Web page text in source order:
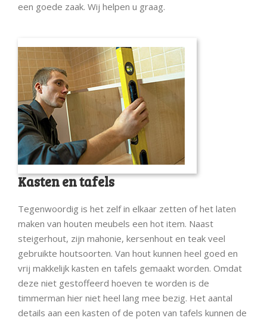
een goede zaak. Wij helpen u graag.
Kasten en tafels
Tegenwoordig is het zelf in elkaar zetten of het laten
maken van houten meubels een hot item. Naast
steigerhout, zijn mahonie, kersenhout en teak veel
gebruikte houtsoorten. Van hout kunnen heel goed en
vrij makkelijk kasten en tafels gemaakt worden. Omdat
deze niet gestoffeerd hoeven te worden is de
timmerman hier niet heel lang mee bezig. Het aantal
details aan een kasten of de poten van tafels kunnen de